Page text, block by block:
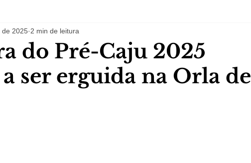
do Pré-Caju 2025
ser erguida na Orla de
de 2025 2 min de leitura